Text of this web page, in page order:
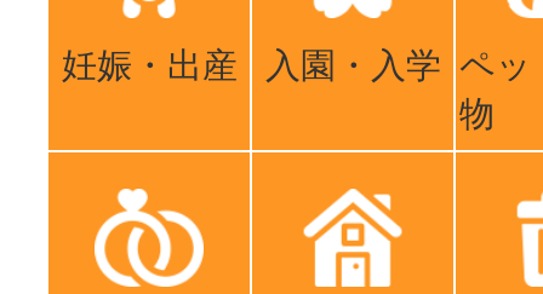
妊娠・出産 入園・入学 ペッ
物